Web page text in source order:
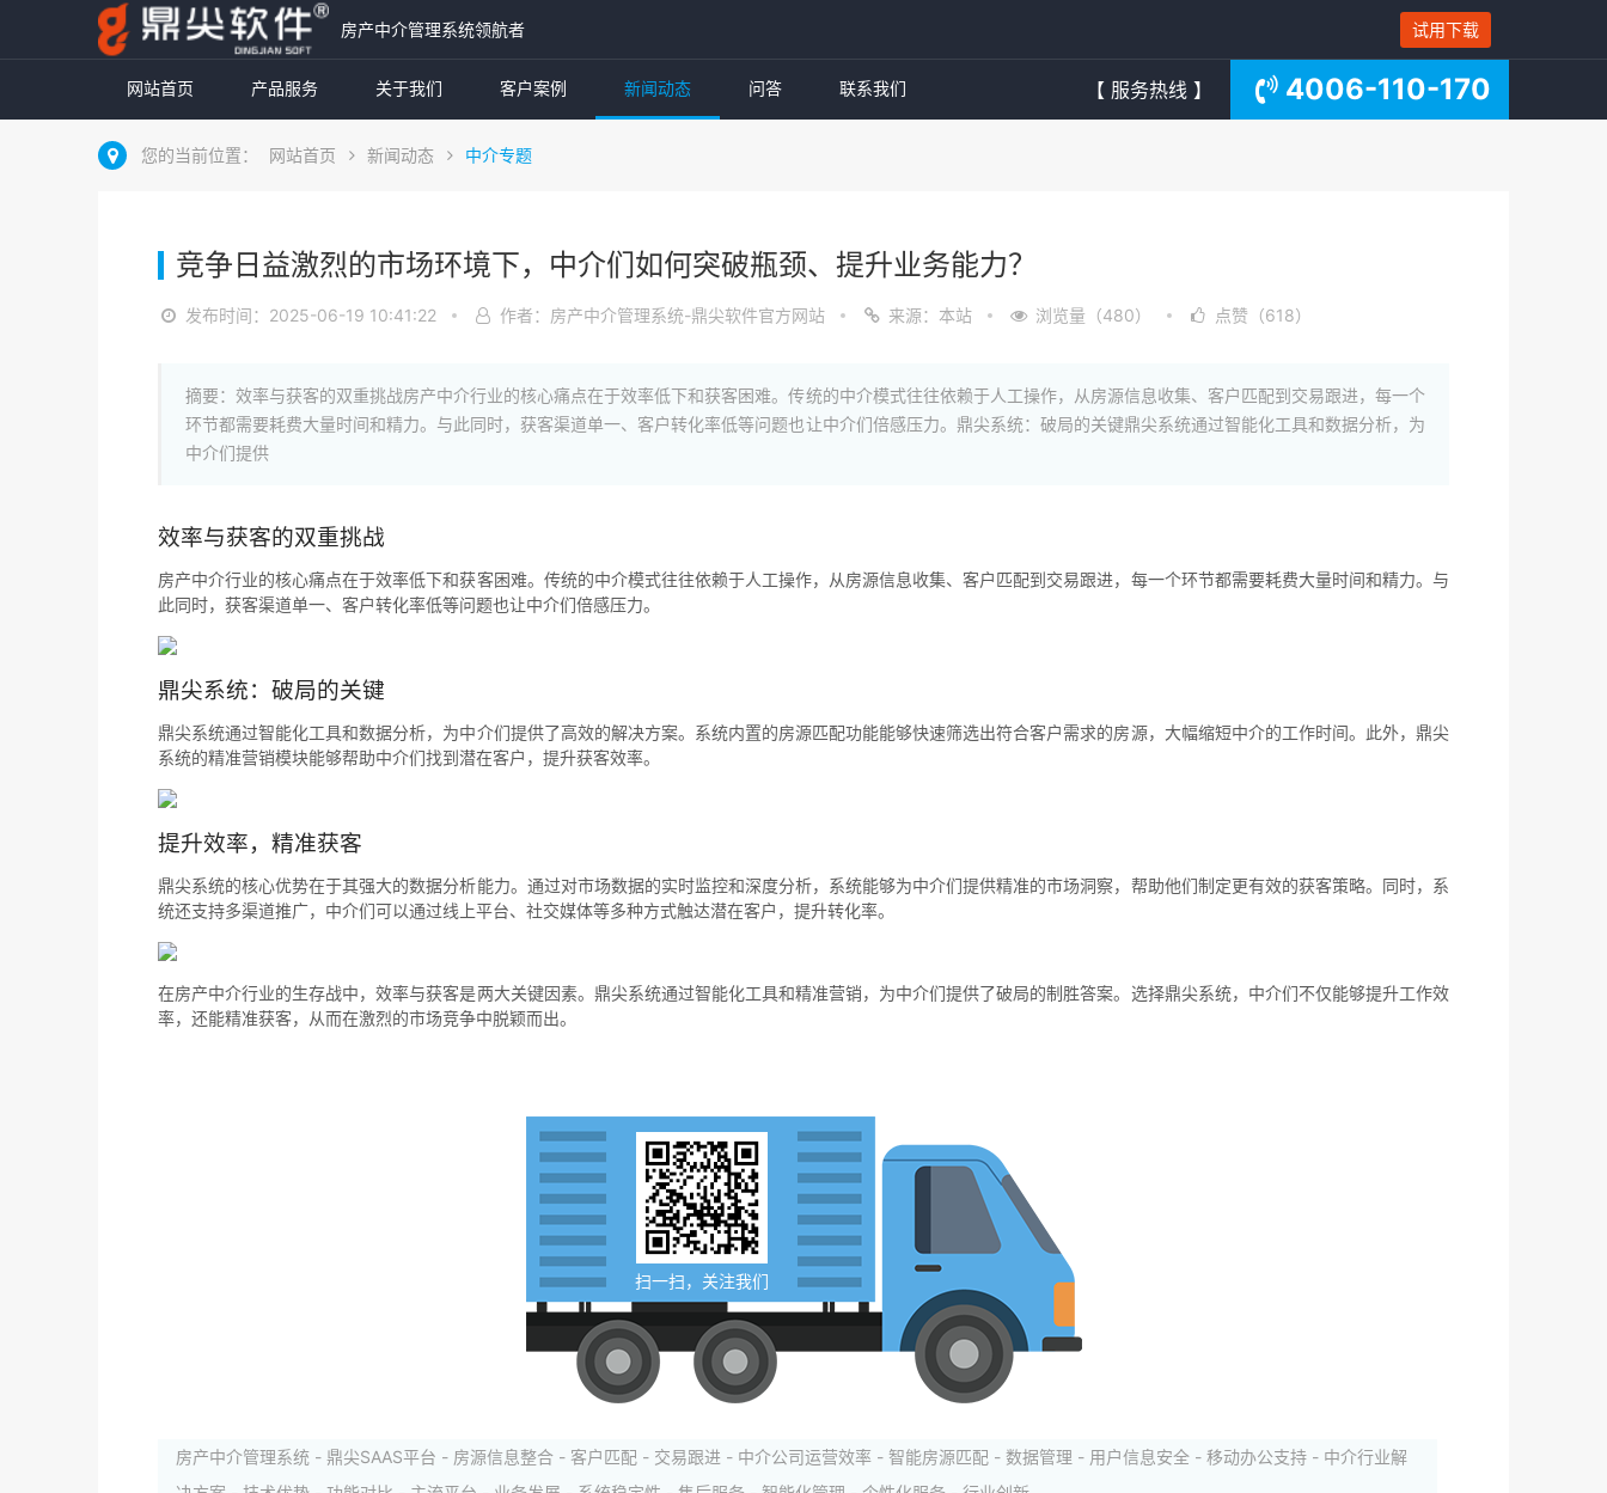
房产中介管理系统领航者 试用下载
网站首页 产品服务 关于我们 客户案例 新闻动态 问答 联系我们 【 服务热线 】 4006-110-170
您的当前位置： 网站首页 新闻动态 中介专题
竞争日益激烈的市场环境下，中介们如何突破瓶颈、提升业务能力？
发布时间：2025-06-19 10:41:22 作者：房产中介管理系统-鼎尖软件官方网站 来源：本站 浏览量（480） 点赞（618）
摘要：效率与获客的双重挑战房产中介行业的核心痛点在于效率低下和获客困难。传统的中介模式往往依赖于人工操作，从房源信息收集、客户匹配到交易跟进，每一个
环节都需要耗费大量时间和精力。与此同时，获客渠道单一、客户转化率低等问题也让中介们倍感压力。鼎尖系统：破局的关键鼎尖系统通过智能化工具和数据分析，为
中介们提供
效率与获客的双重挑战
房产中介行业的核心痛点在于效率低下和获客困难。传统的中介模式往往依赖于人工操作，从房源信息收集、客户匹配到交易跟进，每一个环节都需要耗费大量时间和精力。与
此同时，获客渠道单一、客户转化率低等问题也让中介们倍感压力。
鼎尖系统：破局的关键
鼎尖系统通过智能化工具和数据分析，为中介们提供了高效的解决方案。系统内置的房源匹配功能能够快速筛选出符合客户需求的房源，大幅缩短中介的工作时间。此外，鼎尖
系统的精准营销模块能够帮助中介们找到潜在客户，提升获客效率。
提升效率，精准获客
鼎尖系统的核心优势在于其强大的数据分析能力。通过对市场数据的实时监控和深度分析，系统能够为中介们提供精准的市场洞察，帮助他们制定更有效的获客策略。同时，系
统还支持多渠道推广，中介们可以通过线上平台、社交媒体等多种方式触达潜在客户，提升转化率。
在房产中介行业的生存战中，效率与获客是两大关键因素。鼎尖系统通过智能化工具和精准营销，为中介们提供了破局的制胜答案。选择鼎尖系统，中介们不仅能够提升工作效
率，还能精准获客，从而在激烈的市场竞争中脱颖而出。
扫一扫，关注我们
房产中介管理系统 - 鼎尖SAAS平台 - 房源信息整合 - 客户匹配 - 交易跟进 - 中介公司运营效率 - 智能房源匹配 - 数据管理 - 用户信息安全 - 移动办公支持 - 中介行业解